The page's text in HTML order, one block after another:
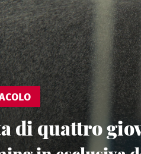
di quattro